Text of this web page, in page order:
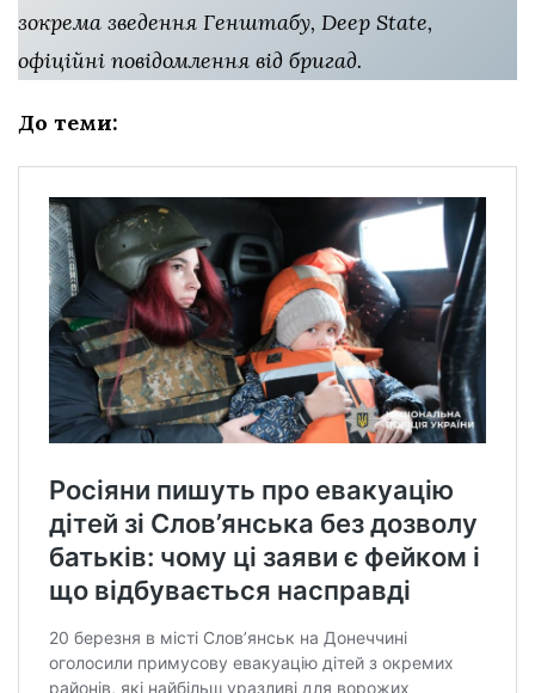
зокрема зведення Генштабу, Deep State,
офіційні повідомлення від бригад.
До теми: